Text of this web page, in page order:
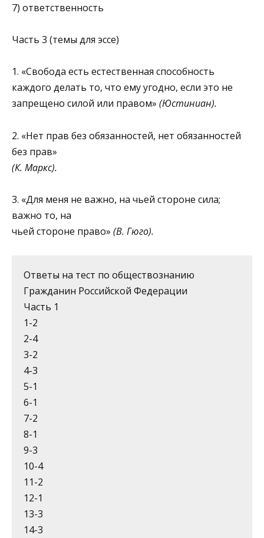
7) ответственность
Часть 3 (темы для эссе)
1. «Свобода есть естественная способность
каждого делать то, что ему угодно, если это не
запрещено силой или правом» (Юстиниан).
2. «Нет прав без обязанностей, нет обязанностей
без прав»
(К. Маркс).
3. «Для меня не важно, на чьей стороне сила;
важно то, на
чьей стороне право» (В. Гюго).
Ответы на тест по обществознанию
Гражданин Российской Федерации
Часть 1
1-2
2-4
3-2
4-3
5-1
6-1
7-2
8-1
9-3
10-4
11-2
12-1
13-3
14-3